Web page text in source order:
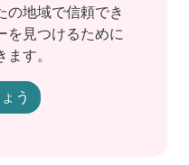
の地域で信頼でき
を見つけるために
す。
う